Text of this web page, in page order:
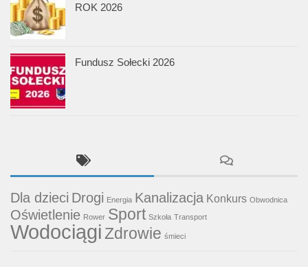
ROK 2026
Fundusz Sołecki 2026
Dla dzieci Drogi Energia Kanalizacja Konkurs Obwodnica
Oświetlenie Rower Sport Szkoła Transport
WodociągiZdrowie śmieci